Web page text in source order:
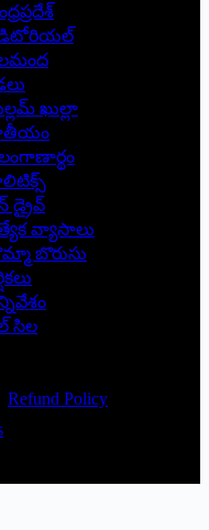
ఖుల్లా
డ్రైవ్
వ్యాసాలు
బొరుసు
సిల
Refund Policy